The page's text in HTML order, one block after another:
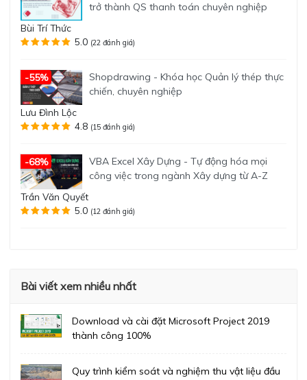
trở thành QS thanh toán chuyên nghiệp
Bùi Trí Thức
5.0 (22 đánh giá)
-55%
Shopdrawing - Khóa học Quản lý thép thực
chiến, chuyên nghiệp
Lưu Đình Lộc
4.8 (15 đánh giá)
-68%
VBA Excel Xây Dựng - Tự động hóa mọi
công việc trong ngành Xây dựng từ A-Z
Trần Văn Quyết
5.0 (12 đánh giá)
Bài viết xem nhiều nhất
Download và cài đặt Microsoft Project 2019
thành công 100%
Quy trình kiểm soát và nghiệm thu vật liệu đầu